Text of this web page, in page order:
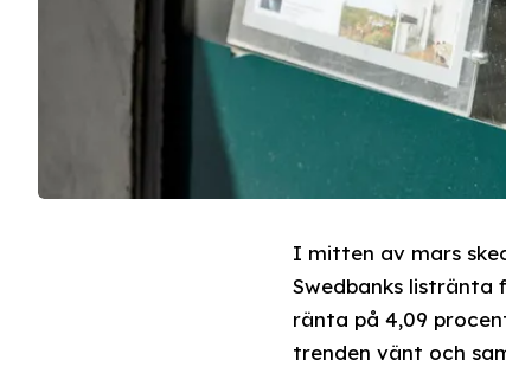
I mitten av mars
Swedbanks listränta
ränta på 4,09
trenden vänt och